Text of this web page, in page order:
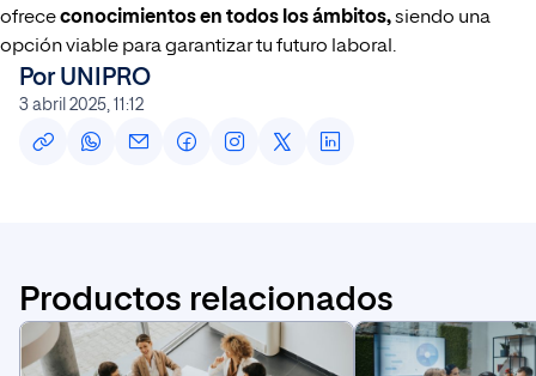
ofrececonocimientos en todos los ámbitos,siendo una
opción viable para garantizar tu futuro laboral.
Por UNIPRO
3 abril 2025, 11:12
Productos relacionados